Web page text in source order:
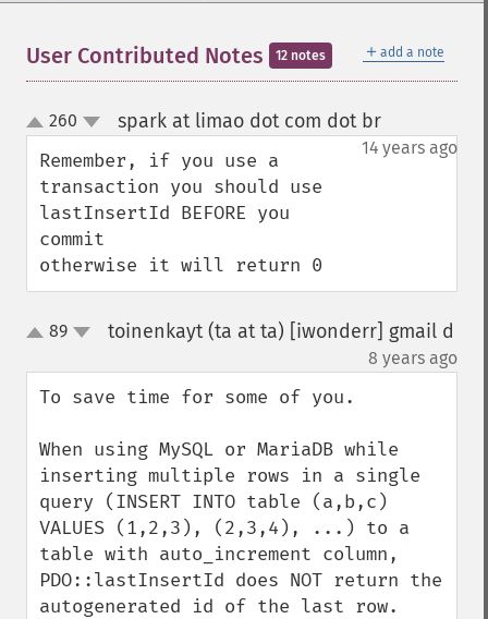
＋ add a note
User Contributed Notes 12 notes
up
down
260 spark at limao dot com dot br¶
14 years ago
Remember, if you use a
transaction you should use
lastInsertId BEFORE you
commit
otherwise it will return 0
up89 toinenkayt (ta at ta) [iwonderr] gmail d
8 years ago
To save time for some of you.
When using MySQL or MariaDB while
inserting multiple rows in a single
query (INSERT INTO table (a,b,c)
VALUES (1,2,3), (2,3,4), ...) to a
table with auto_increment column,
PDO::lastInsertId does NOT return the
autogenerated id of the last row.